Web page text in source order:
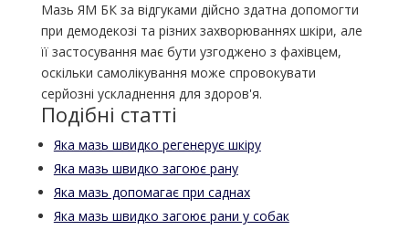
Мазь ЯМ БК за відгуками дійсно здатна допомогти
при демодекозі та різних захворюваннях шкіри, але
її застосування має бути узгоджено з фахівцем,
оскільки самолікування може спровокувати
серйозні ускладнення для здоров'я.
Подібні статті
Яка мазь швидко регенерує шкіру
Яка мазь швидко загоює рану
Яка мазь допомагає при саднах
Яка мазь швидко загоює рани у собак